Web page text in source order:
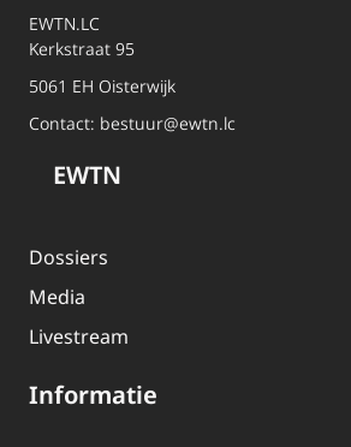
EWTN.LC
Kerkstraat 95
5061 EH Oisterwijk
Contact: bestuur@ewtn.lc
EWTN
Dossiers
Media
Livestream
Informatie